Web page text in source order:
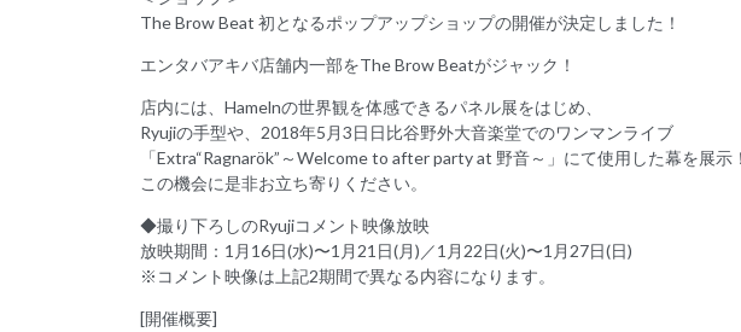
The Brow Beat 初となるポップアップショップの開催が決定しました！
エンタバアキバ店舗内一部をThe Brow Beatがジャック！
店内には、Hamelnの世界観を体感できるパネル展をはじめ、
Ryujiの手型や、2018年5月3日日比谷野外大音楽堂でのワンマンライブ
「Extra“Ragnarök”～Welcome to after party at 野音～」にて使用した幕を展示！
この機会に是非お立ち寄りください。
◆撮り下ろしのRyujiコメント映像放映
放映期間：1月16日(水)〜1月21日(月)／1月22日(火)〜1月27日(日)
※コメント映像は上記2期間で異なる内容になります。
[開催概要]